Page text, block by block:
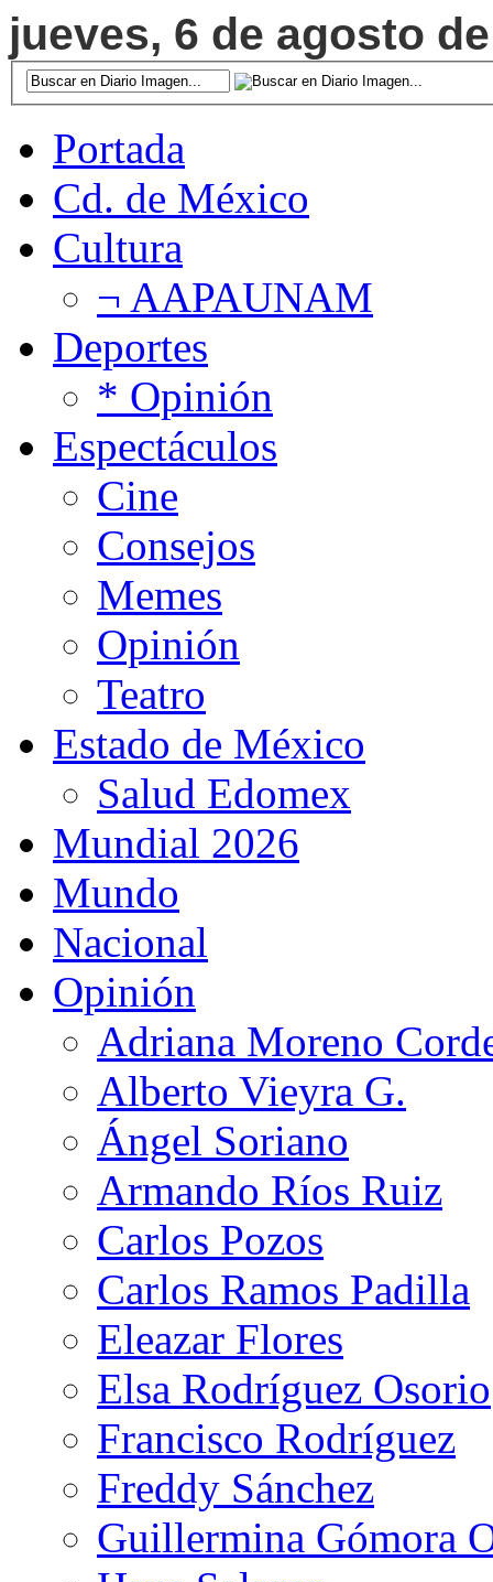
jueves, 6 de agosto
Portada
Cd. de México
Cultura
¬ AAPAUNAM
Deportes
* Opinión
Espectáculos
Cine
Consejos
Memes
Opinión
Teatro
Estado de México
Salud Edomex
Mundial 2026
Mundo
Nacional
Opinión
Adriana Moreno
Alberto Vieyra G.
Ángel Soriano
Armando Ríos Ruiz
Carlos Pozos
Carlos Ramos Padilla
Eleazar Flores
Elsa Rodríguez Osorio
Francisco Rodríguez
Freddy Sánchez
Guillermina Gómora